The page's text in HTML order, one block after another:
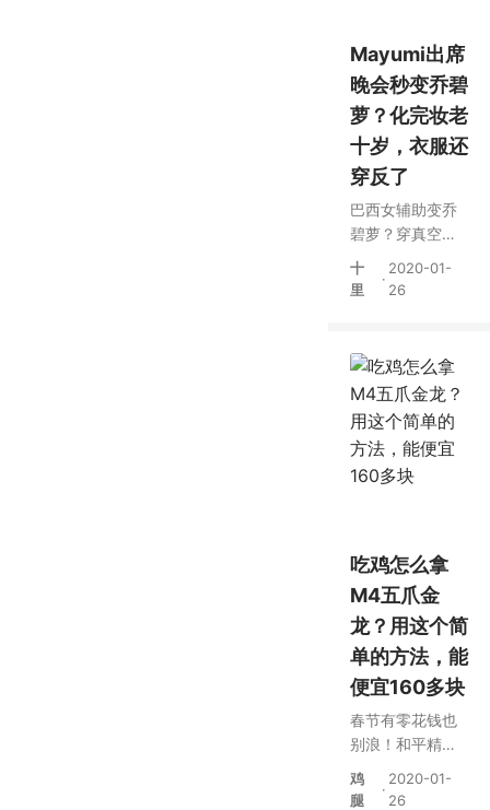
Mayumi出席
晚会秒变乔碧
萝？化完妆老
十岁，衣服还
穿反了
巴西女辅助变乔
碧萝？穿真空大
露背礼裙，却被
吐槽像大妈
十
里
·
2020-01-
26
吃鸡怎么拿
M4五爪金
龙？用这个简
单的方法，能
便宜160多块
春节有零花钱也
别浪！和平精英
m4五爪金龙，这
么拿最划算
鸡
腿
·
2020-01-
26